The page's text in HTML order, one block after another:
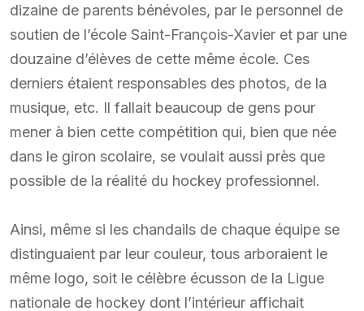
dizaine de parents bénévoles, par le personnel de
soutien de l’école Saint-François-Xavier et par une
douzaine d’élèves de cette même école. Ces
derniers étaient responsables des photos, de la
musique, etc. Il fallait beaucoup de gens pour
mener à bien cette compétition qui, bien que née
dans le giron scolaire, se voulait aussi près que
possible de la réalité du hockey professionnel.
Ainsi, même si les chandails de chaque équipe se
distinguaient par leur couleur, tous arboraient le
même logo, soit le célèbre écusson de la Ligue
nationale de hockey dont l’intérieur affichait